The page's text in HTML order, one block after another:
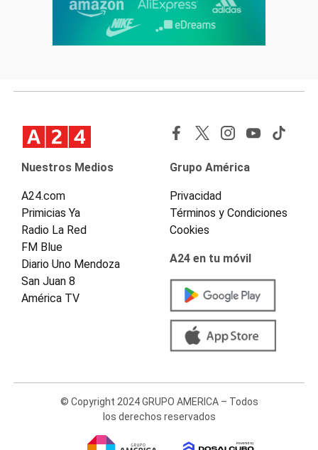
Nuestros Medios
A24.com
Primicias Ya
Radio La Red
FM Blue
Diario Uno Mendoza
San Juan 8
América TV
Grupo América
Privacidad
Términos y Condiciones
Cookies
A24 en tu móvil
© Copyright 2024 GRUPO AMERICA – Todos
los derechos reservados